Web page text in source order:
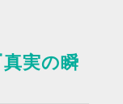
真実の瞬